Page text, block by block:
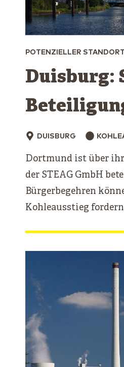
POTENZIELLER STANDORT
Duisburg:
DUISBURG
Dortmund ist über
der STEAG GmbH
Bürgerbegehren
Kohleausstieg